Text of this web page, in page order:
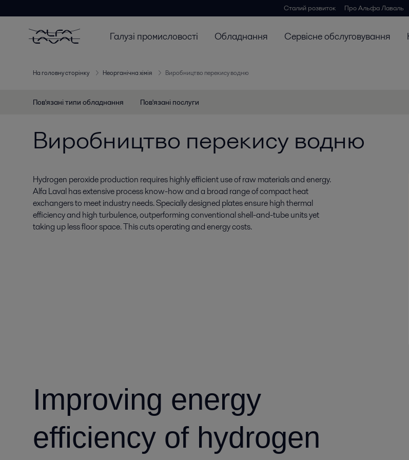
Сталий розвиток Про Альфа Лаваль
Галузі промисловості Обладнання Сервісне обслуговування
На головну сторінку Неорганічна хімія Виробництво перекису водню
Пов'язані типи обладнання Пов'язані послуги
Виробництво перекису водню
Hydrogen peroxide production requires highly efficient use of raw materials and energy.
Alfa Laval has extensive process know-how and a broad range of compact heat
exchangers to meet industry needs. Specially designed plates ensure high thermal
efficiency and high turbulence, outperforming conventional shell-and-tube units yet
taking up less floor space. This cuts operating and energy costs.
Improving energy
efficiency of hydrogen